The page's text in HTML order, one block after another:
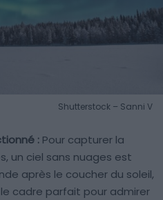
Shutterstock – Sanni V
: Pour capturer la
un ciel sans nuages est
après le coucher du soleil,
cadre parfait pour admirer